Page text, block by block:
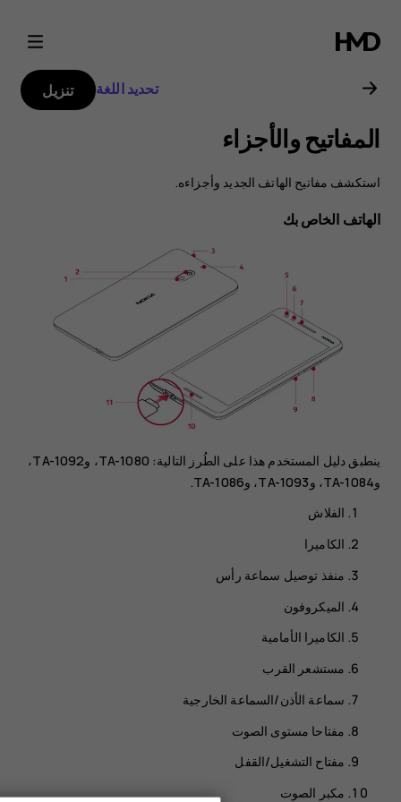
دليل
مستخدم
هاتف
Nokia
2.1
تحديد اللغة تنزيل
المفاتيح والأجزاء
استكشف مفاتيح الهاتف الجديد وأجزاءه.
الهاتف الخاص بك
ينطبق دليل المستخدم هذا على الطُرز التالية: TA-1080، وTA-1092،
وTA-1084، وTA-1093، وTA-1086.
الفلاش
الكاميرا
منفذ توصيل سماعة رأس
الميكروفون
الكاميرا الأمامية
مستشعر القرب
سماعة الأذن/السماعة الخارجية
مفتاحا مستوى الصوت
مفتاح التشغيل/القفل
مكبر الصوت